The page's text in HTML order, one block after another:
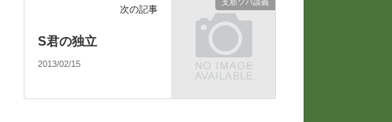
次の記事
S君の独立
2013/02/15